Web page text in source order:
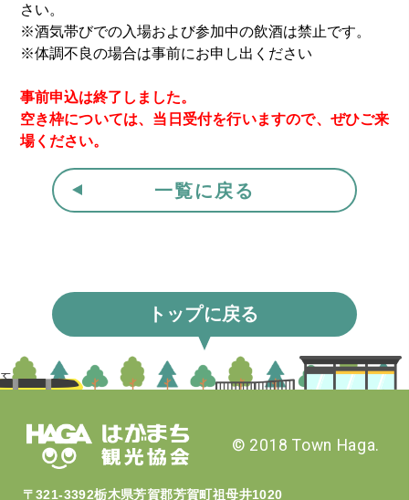
さい。
※酒気帯びでの入場および参加中の飲酒は禁止です。
※体調不良の場合は事前にお申し出ください
事前申込は終了しました。
空き枠については、当日受付を行いますので、ぜひご来
場ください。
一覧に戻る
トップに戻る
〒321-3392栃木県芳賀郡芳賀町祖母井1020
© 2018 Town Haga.